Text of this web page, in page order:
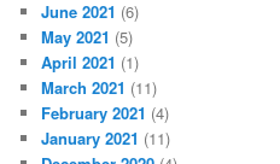
June 2021 (6)
May 2021 (5)
April 2021 (1)
March 2021 (11)
February 2021 (4)
January 2021 (11)